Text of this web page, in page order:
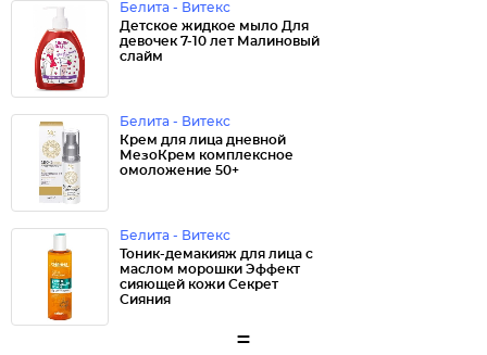
Белита - Витекс
Детское жидкое мыло Для
девочек 7-10 лет Малиновый
слайм
Белита - Витекс
Крем для лица дневной
МезоКрем комплексное
омоложение 50+
Белита - Витекс
Тоник-демакияж для лица с
маслом морошки Эффект
сияющей кожи Секрет
Сияния
=